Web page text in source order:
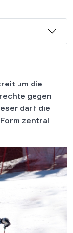
um die
gegen
darf die
zentral